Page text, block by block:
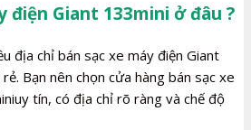
điện Giant 133mini ở đâu ?
địa chỉ bán sạc xe máy điện Giant
Bạn nên chọn cửa hàng bán sạc xe
tín, có địa chỉ rõ ràng và chế độ